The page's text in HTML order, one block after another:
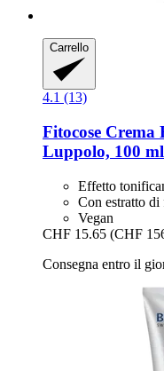
Carrello
4.1 (13)
Fitocose Crema
Luppolo, 100 ml
Effetto
Con estratto
Vegan
CHF 15.65 (CHF
Consegna entro il